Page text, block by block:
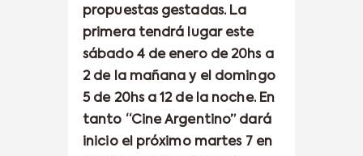
propuestas gestadas. La
primera tendrá lugar este
sábado 4 de enero de 20hs a
2 de la mañana y el domingo
5 de 20hs a 12 de la noche. En
tanto “Cine Argentino” dará
inicio el próximo martes 7 en